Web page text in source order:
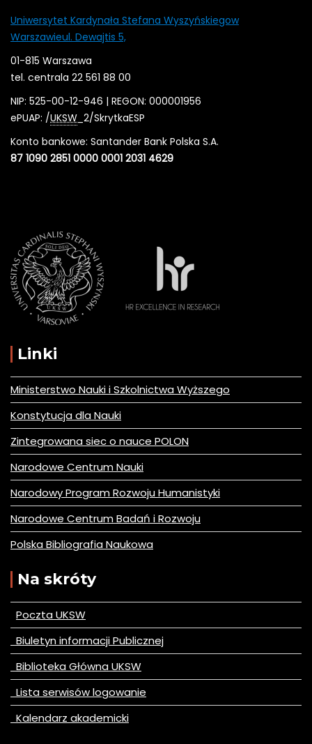
Uniwersytet Kardynała Stefana Wyszyńskiegow
Warszawieul. Dewajtis 5,
01-815 Warszawa
tel. centrala 22 561 88 00
NIP: 525-00-12-946 | REGON: 000001956
ePUAP: /UKSW _2/SkrytkaESP
Konto bankowe: Santander Bank Polska S.A.
87 1090 2851 0000 0001 2031 4629
Linki
Ministerstwo Nauki i Szkolnictwa Wyższego
Konstytucja dla Nauki
Zintegrowana siec o nauce POLON
Narodowe Centrum Nauki
Narodowy Program Rozwoju Humanistyki
Narodowe Centrum Badań i Rozwoju
Polska Bibliografia Naukowa
Na skróty
Poczta UKSW
Biuletyn informacji Publicznej
Biblioteka Główna UKSW
Lista serwisów logowanie
Kalendarz akademicki